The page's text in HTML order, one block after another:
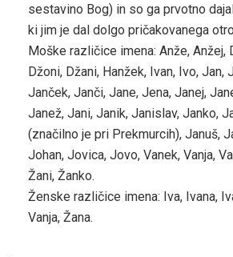
sestavino Bog) in so ga prvotno
ki jim je dal dolgo pričakovanega
Moške različice imena: Anže, Anžej,
Džoni, Džani, Hanžek, Ivan, Ivo, Jan,
Janček, Janči, Jane, Jena, Janej,
Janež, Jani, Janik, Janislav, Janko,
(značilno je pri Prekmurcih), Januš,
Johan, Jovica, Jovo, Vanek, Vanja,
Žani, Žanko.
Ženske različice imena: Iva, Ivana,
Vanja, Žana.